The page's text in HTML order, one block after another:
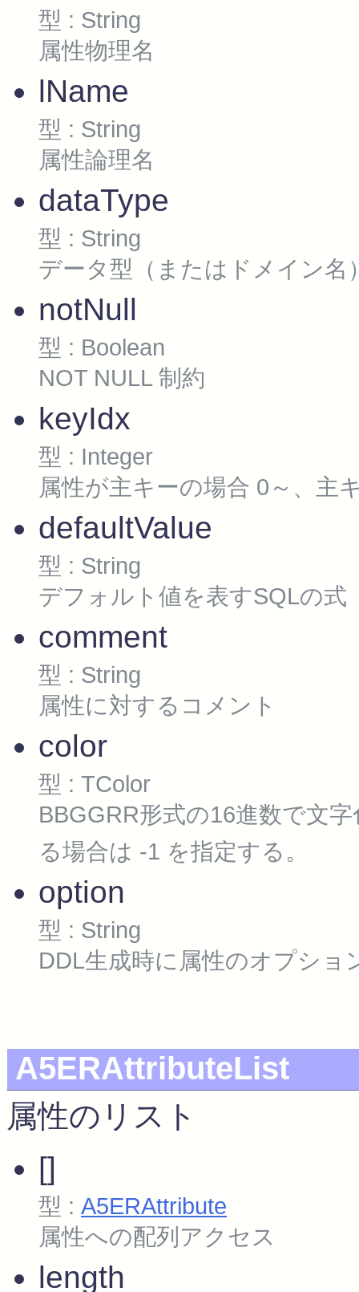
型 : String
属性物理名
lName
型 : String
属性論理名
dataType
型 : String
データ型（またはドメイン名
notNull
型 : Boolean
NOT NULL 制約
keyIdx
型 : Integer
属性が主キーの場合 0～、主
defaultValue
型 : String
デフォルト値を表すSQLの式
comment
型 : String
属性に対するコメント
color
型 : TColor
BBGGRR形式の16進数で文
る場合は -1 を指定する。
option
型 : String
DDL生成時に属性のオプシ
A5ERAttributeList
属性のリスト
[]
型 : A5ERAttribute
属性への配列アクセス
length